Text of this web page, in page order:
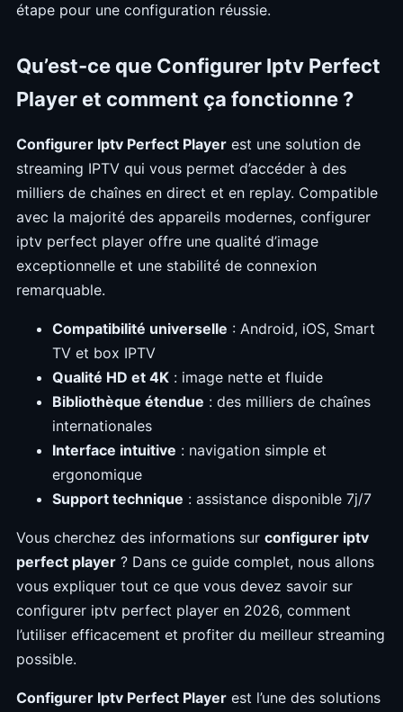
étape pour une configuration réussie.
Qu’est-ce que Configurer Iptv Perfect
Player et comment ça fonctionne ?
Configurer Iptv Perfect Player est une solution de
streaming IPTV qui vous permet d’accéder à des
milliers de chaînes en direct et en replay. Compatible
avec la majorité des appareils modernes, configurer
iptv perfect player offre une qualité d’image
exceptionnelle et une stabilité de connexion
remarquable.
Compatibilité universelle : Android, iOS, Smart
TV et box IPTV
Qualité HD et 4K : image nette et fluide
Bibliothèque étendue : des milliers de chaînes
internationales
Interface intuitive : navigation simple et
ergonomique
Support technique : assistance disponible 7j/7
Vous cherchez des informations sur configurer iptv
perfect player ? Dans ce guide complet, nous allons
vous expliquer tout ce que vous devez savoir sur
configurer iptv perfect player en 2026, comment
l’utiliser efficacement et profiter du meilleur streaming
possible.
Configurer Iptv Perfect Player est l’une des solutions